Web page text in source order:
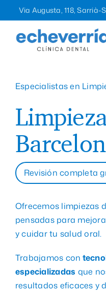
Saltar
al
contenido
Via Augusta, 118,
La clínica
Equipo
Blog
932 12 47 96
1ª Cita Gratis
Especialistas en
Revisión completa
Ofrecemos limpiezas
pensadas para
y cuidar tu salud oral.
Trabajamos con
especializadas que
resultados eficaces y